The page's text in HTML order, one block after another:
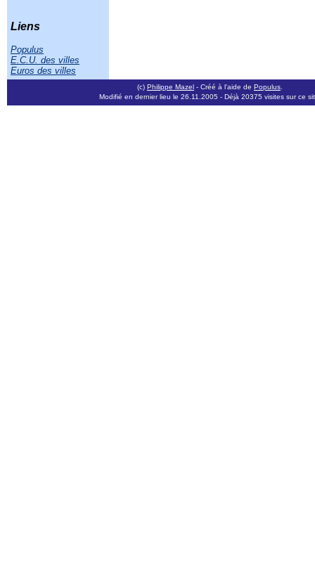
Liens
Populus
E.C.U. des villes
Euros des villes
(c) Philippe Mazel - Créé à l'aide de Populus
Modifié en dernier lieu le 26.11.2005 - Déjà 20375 visites sur ce